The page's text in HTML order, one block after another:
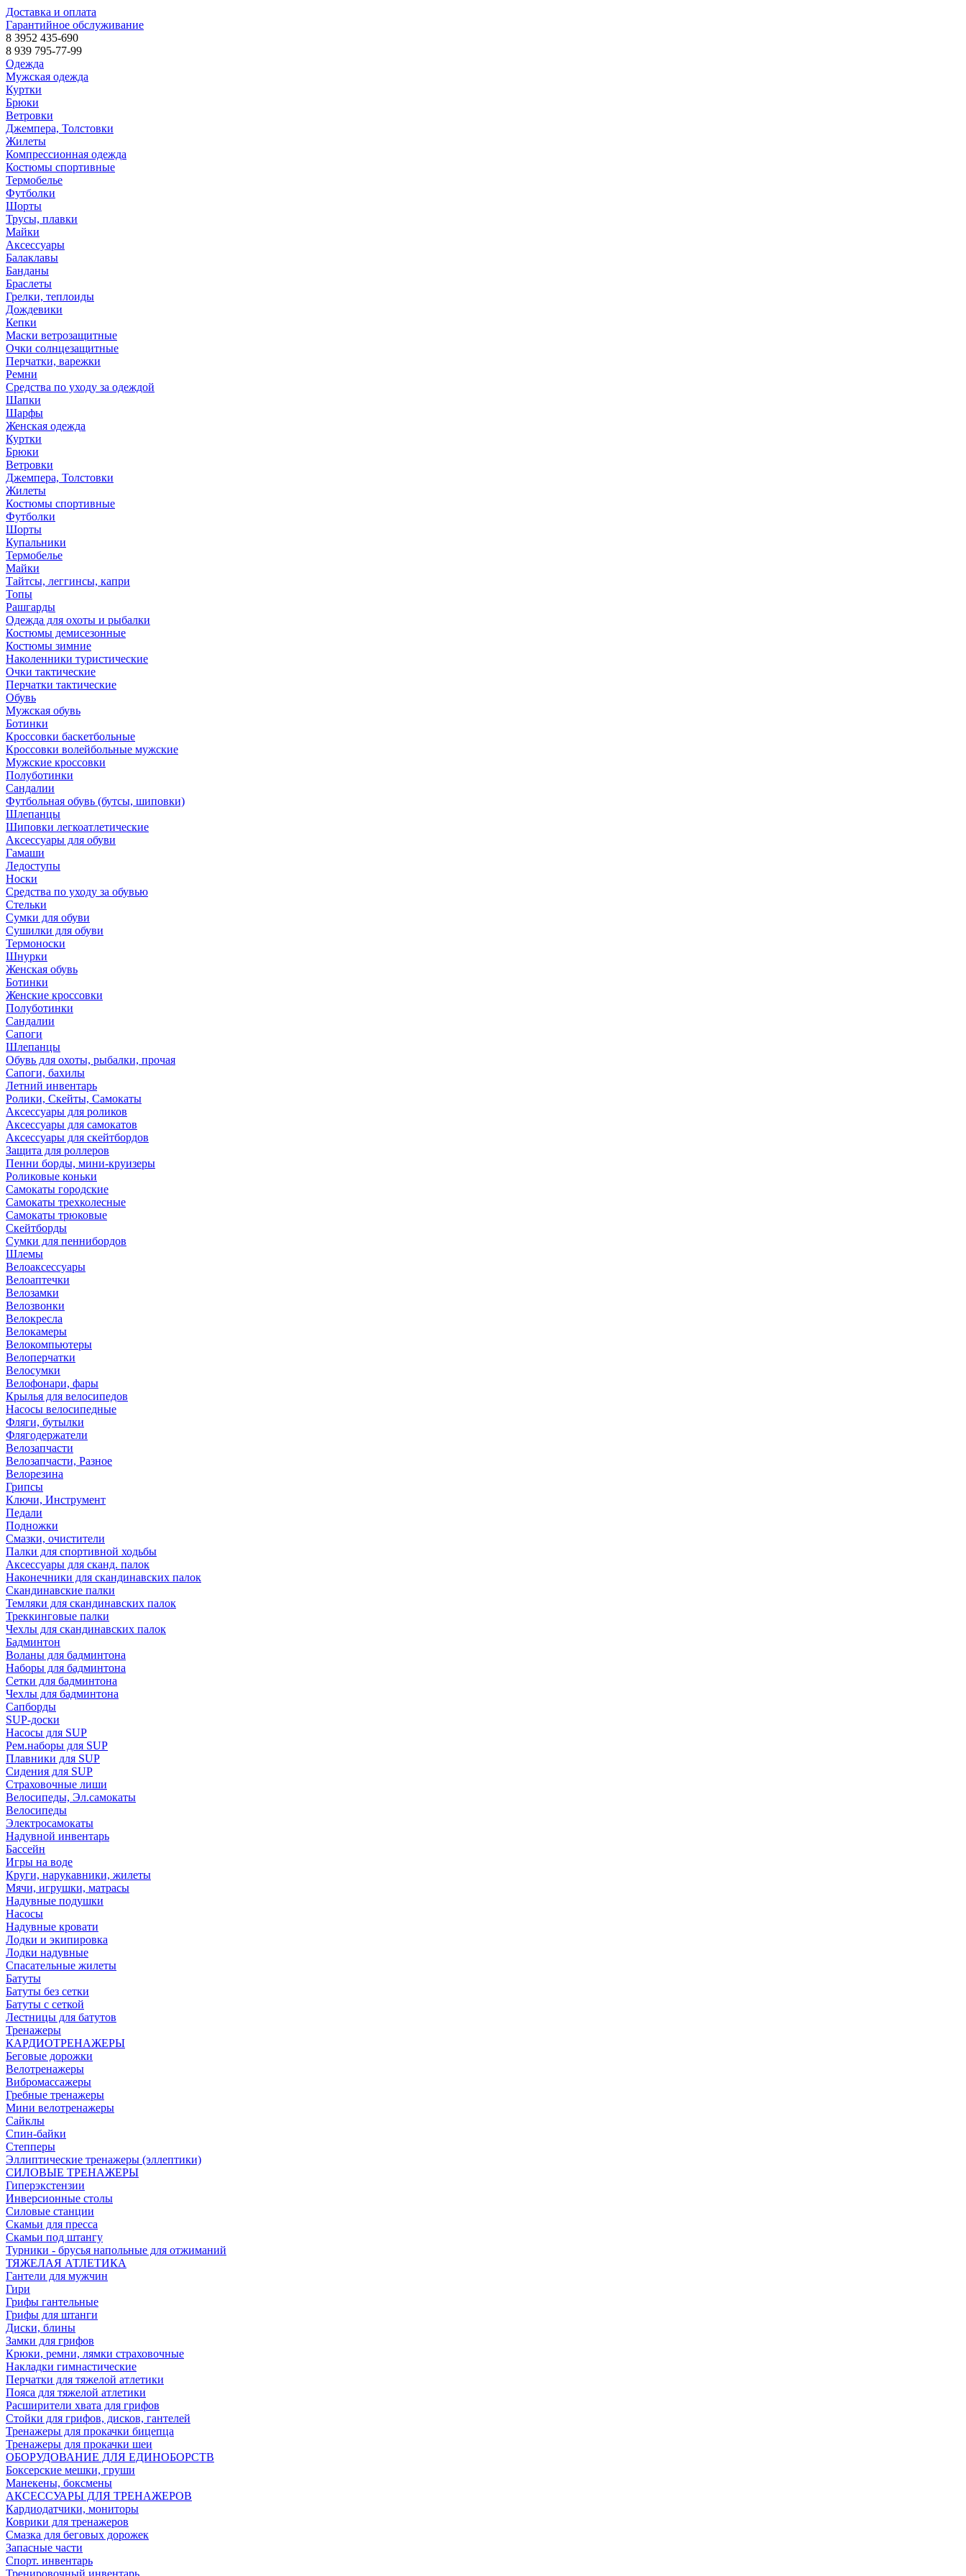
Доставка и оплата
Гарантийное обслуживание
8 3952 435-690
8 939 795-77-99
Одежда
Мужская одежда
Куртки
Брюки
Ветровки
Джемпера, Толстовки
Жилеты
Компрессионная одежда
Костюмы спортивные
Термобелье
Футболки
Шорты
Трусы, плавки
Майки
Аксессуары
Балаклавы
Банданы
Браслеты
Грелки, теплоиды
Дождевики
Кепки
Маски ветрозащитные
Очки солнцезащитные
Перчатки, варежки
Ремни
Средства по уходу за одеждой
Шапки
Шарфы
Женская одежда
Куртки
Брюки
Ветровки
Джемпера, Толстовки
Жилеты
Костюмы спортивные
Футболки
Шорты
Купальники
Термобелье
Майки
Тайтсы, леггинсы, капри
Топы
Рашгарды
Одежда для охоты и рыбалки
Костюмы демисезонные
Костюмы зимние
Наколенники туристические
Очки тактические
Перчатки тактические
Обувь
Мужская обувь
Ботинки
Кроссовки баскетбольные
Кроссовки волейбольные мужские
Мужские кроссовки
Полуботинки
Сандалии
Футбольная обувь (бутсы, шиповки)
Шлепанцы
Шиповки легкоатлетические
Аксессуары для обуви
Гамаши
Ледоступы
Носки
Средства по уходу за обувью
Стельки
Сумки для обуви
Сушилки для обуви
Термоноски
Шнурки
Женская обувь
Ботинки
Женские кроссовки
Полуботинки
Сандалии
Сапоги
Шлепанцы
Обувь для охоты, рыбалки, прочая
Сапоги, бахилы
Летний инвентарь
Ролики, Скейты, Самокаты
Аксессуары для роликов
Аксессуары для самокатов
Аксессуары для скейтбордов
Защита для роллеров
Пенни борды, мини-круизеры
Роликовые коньки
Самокаты городские
Самокаты трехколесные
Самокаты трюковые
Скейтборды
Сумки для пеннибордов
Шлемы
Велоаксессуары
Велоаптечки
Велозамки
Велозвонки
Велокресла
Велокамеры
Велокомпьютеры
Велоперчатки
Велосумки
Велофонари, фары
Крылья для велосипедов
Насосы велосипедные
Фляги, бутылки
Флягодержатели
Велозапчасти
Велозапчасти, Разное
Велорезина
Грипсы
Ключи, Инструмент
Педали
Подножки
Смазки, очистители
Палки для спортивной ходьбы
Аксессуары для сканд. палок
Наконечники для скандинавских палок
Скандинавские палки
Темляки для скандинавских палок
Треккинговые палки
Чехлы для скандинавских палок
Бадминтон
Воланы для бадминтона
Наборы для бадминтона
Сетки для бадминтона
Чехлы для бадминтона
Сапборды
SUP-доски
Насосы для SUP
Рем.наборы для SUP
Плавники для SUP
Сидения для SUP
Страховочные лиши
Велосипеды, Эл.самокаты
Велосипеды
Электросамокаты
Надувной инвентарь
Бассейн
Игры на воде
Круги, нарукавники, жилеты
Мячи, игрушки, матрасы
Надувные подушки
Насосы
Надувные кровати
Лодки и экипировка
Лодки надувные
Спасательные жилеты
Батуты
Батуты без сетки
Батуты с сеткой
Лестницы для батутов
Тренажеры
КАРДИОТРЕНАЖЕРЫ
Беговые дорожки
Велотренажеры
Вибромассажеры
Гребные тренажеры
Мини велотренажеры
Сайклы
Спин-байки
Степперы
Эллиптические тренажеры (эллептики)
СИЛОВЫЕ ТРЕНАЖЕРЫ
Гиперэкстензии
Инверсионные столы
Силовые станции
Скамьи для пресса
Скамьи под штангу
Турники - брусья напольные для отжиманий
ТЯЖЕЛАЯ АТЛЕТИКА
Гантели для мужчин
Гири
Грифы гантельные
Грифы для штанги
Диски, блины
Замки для грифов
Крюки, ремни, лямки страховочные
Накладки гимнастические
Перчатки для тяжелой атлетики
Пояса для тяжелой атлетики
Расширители хвата для грифов
Стойки для грифов, дисков, гантелей
Тренажеры для прокачки бицепца
Тренажеры для прокачки шеи
ОБОРУДОВАНИЕ ДЛЯ ЕДИНОБОРСТВ
Боксерские мешки, груши
Манекены, боксмены
АКСЕССУАРЫ ДЛЯ ТРЕНАЖЕРОВ
Кардиодатчики, мониторы
Коврики для тренажеров
Смазка для беговых дорожек
Запасные части
Спорт. инвентарь
Тренировочный инвентарь